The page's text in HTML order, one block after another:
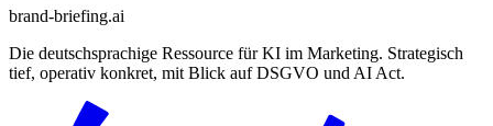
brand-briefing.ai
Die deutschsprachige Ressource für KI im Marketing. Strategisch
tief, operativ konkret, mit Blick auf DSGVO und AI Act.